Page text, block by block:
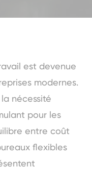
est devenue
modernes.
nécessité
pour les
entre coût
flexibles